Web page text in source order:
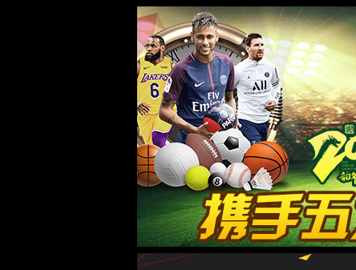
关于永利23411集团
显示全部
亚洲地区
53
欧洲地区
31
15